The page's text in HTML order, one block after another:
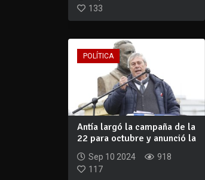
133
POLÍTICA
Antía largó la campaña de la
22 para octubre y anunció la
Sep 10 2024
918
117